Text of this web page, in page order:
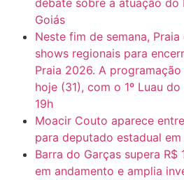
debate sobre a atuação do
Goiás
Neste fim de semana,
shows regionais para
Praia 2026. A
hoje (31), com o 1º Luau
19h
Moacir Couto aparece
para deputado estadual
Barra do Garças supera R$
em andamento e amplia